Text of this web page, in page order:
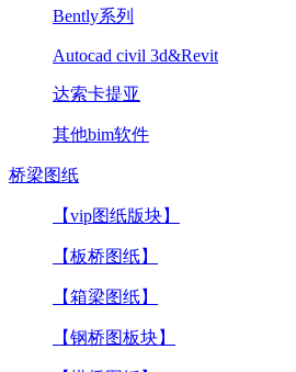
Bently系列
Autocad civil 3d&Revit
达索卡提亚
其他bim软件
桥梁图纸
【vip图纸版块】
【板桥图纸】
【箱梁图纸】
【钢桥图板块】